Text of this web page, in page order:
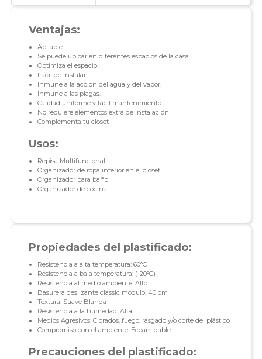
Ventajas:
Apilable
Se puede ubicar en diferentes espacios de la casa
Optimiza el espacio.
Fácil de instalar.
Inmune a la acción del agua y del vapor.
Inmune a las plagas.
Calidad uniforme y fácil mantenimiento.
No requiere elementos extra de instalación
Complementa tu closet
Usos:
Repisa Multifuncional
Organizador de ropa interior en el closet
Organizador para baño
Organizador de cocina
Propiedades del plastificado:
Resistencia a alta temperatura: 60°C
Resistencia a baja temperatura: (-20°C)
Resistencia al medio ambiente: Alto
Basurera deslizante classic módulo: 40 cm
Textura: Suave Blanda
Resistencia a la humedad: Alta
Medios Agresivos: Clorados, fuego, rasgado y/o corte del plástico
Compromiso con el ambiente: Ecoamigable
Precauciones del plastificado: